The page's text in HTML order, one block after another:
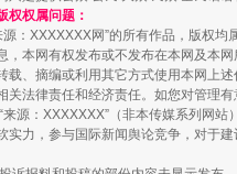
大学科技园优化重塑工作
权权属问题：
源：XXXXXXX网”的所有作品，版权
，本网有权发布或不发布在本网及本
载、摘编或利用其它方式使用本网上
关法律责任和经济责任。如您对管理
来源：XXXXXXX”（非本传媒系列网
实力，参与国际新闻舆论竞争，对于